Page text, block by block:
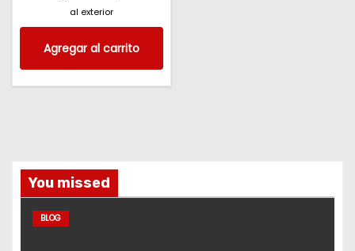
al exterior
Agregar al carrito
You missed
BLOG